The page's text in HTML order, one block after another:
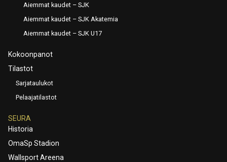
Aiemmat kaudet – SJK
Aiemmat kaudet – SJK Akatemia
Aiemmat kaudet – SJK U17
Kokoonpanot
Tilastot
Sarjataulukot
Pelaajatilastot
SEURA
Historia
OmaSp Stadion
Wallsport Areena